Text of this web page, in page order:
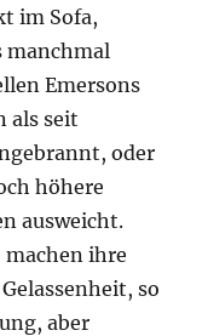
im Sofa,
manchmal
Emersons
als seit
oder
höhere
ausweicht.
machen ihre
so
aber